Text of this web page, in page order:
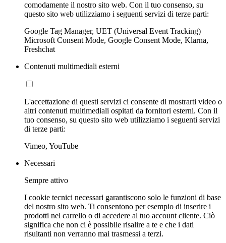
comodamente il nostro sito web. Con il tuo consenso, su
questo sito web utilizziamo i seguenti servizi di terze parti:
Google Tag Manager, UET (Universal Event Tracking)
Microsoft Consent Mode, Google Consent Mode, Klarna,
Freshchat
Contenuti multimediali esterni
L'accettazione di questi servizi ci consente di mostrarti video o
altri contenuti multimediali ospitati da fornitori esterni. Con il
tuo consenso, su questo sito web utilizziamo i seguenti servizi
di terze parti:
Vimeo, YouTube
Necessari
Sempre attivo
I cookie tecnici necessari garantiscono solo le funzioni di base
del nostro sito web. Ti consentono per esempio di inserire i
prodotti nel carrello o di accedere al tuo account cliente. Ciò
significa che non ci è possibile risalire a te e che i dati
risultanti non verranno mai trasmessi a terzi.